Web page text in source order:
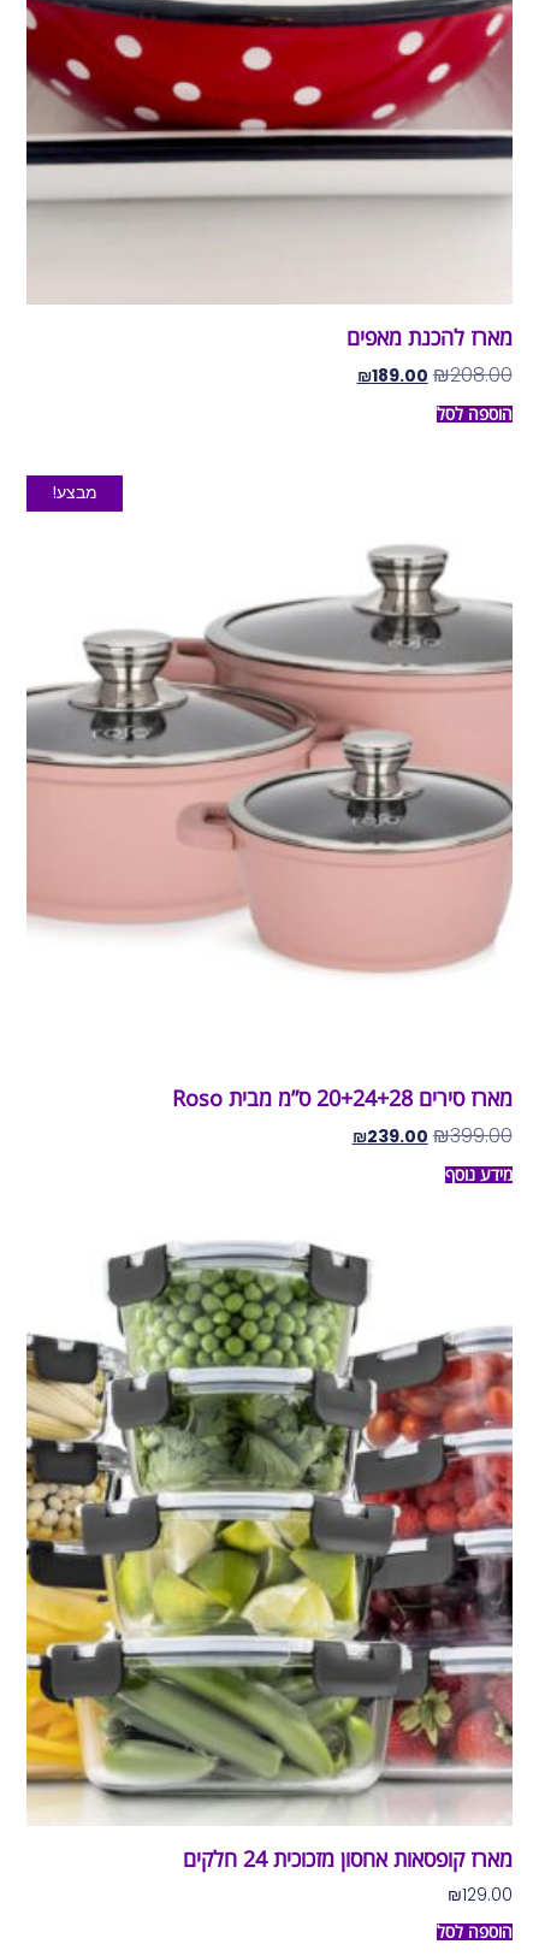
מארז להכנת מאפים
₪208.00
₪189.00
הוספה לסל
מבצע!
מארז סירים 20+24+28 ס”מ מבית Roso
₪399.00
₪239.00
מידע נוסף
מארז קופסאות אחסון מזכוכית 24 חלקים
₪129.00
הוספה לסל